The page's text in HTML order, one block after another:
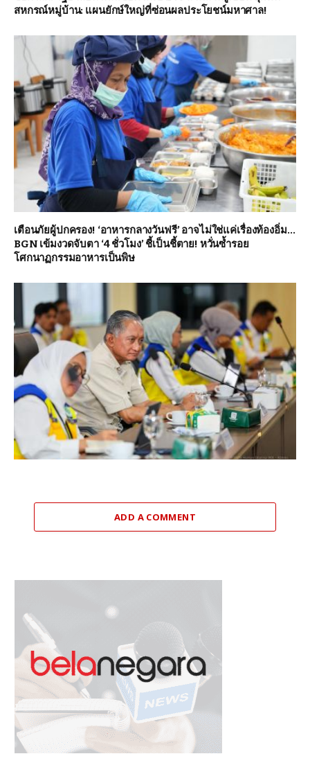
สหกรณ์หมู่บ้าน: แผนยักษ์ใหญ่ที่ซ่อนผลประโยชน์มหาศาล!
เตือนภัยผู้ปกครอง! ‘อาหารกลางวันฟรี’ อาจไม่ใช่แค่เรื่องท้องอิ่ม…
BGN เข้มงวดจับตา ‘4 ชั่วโมง’ ชี้เป็นชี้ตาย! หวั่นซ้ำรอย
โศกนาฏกรรมอาหารเป็นพิษ
ADD A COMMENT